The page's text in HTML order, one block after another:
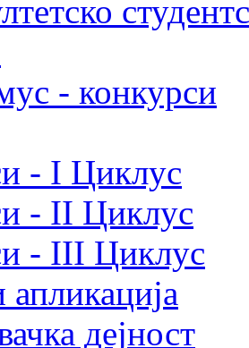
- конкурси
- I Циклус
- II Циклус
- III Циклус
дејност